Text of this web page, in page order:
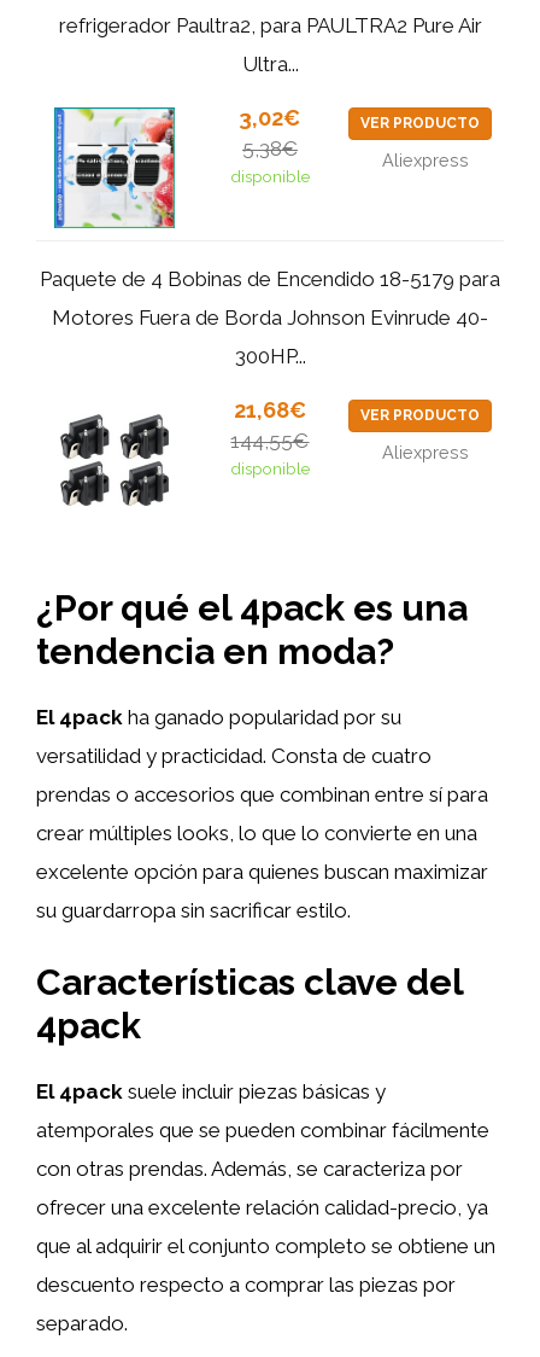
refrigerador Paultra2, para PAULTRA2 Pure Air
Ultra...
3,02€
5,38€
disponible
VER PRODUCTO
Aliexpress
Paquete de 4 Bobinas de Encendido 18-5179 para
Motores Fuera de Borda Johnson Evinrude 40-
300HP...
21,68€
144,55€
disponible
VER PRODUCTO
Aliexpress
¿Por qué el 4pack es una
tendencia en moda?
El 4pack ha ganado popularidad por su
versatilidad y practicidad. Consta de cuatro
prendas o accesorios que combinan entre sí para
crear múltiples looks, lo que lo convierte en una
excelente opción para quienes buscan maximizar
su guardarropa sin sacrificar estilo.
Características clave del
4pack
El 4pack suele incluir piezas básicas y
atemporales que se pueden combinar fácilmente
con otras prendas. Además, se caracteriza por
ofrecer una excelente relación calidad-precio, ya
que al adquirir el conjunto completo se obtiene un
descuento respecto a comprar las piezas por
separado.